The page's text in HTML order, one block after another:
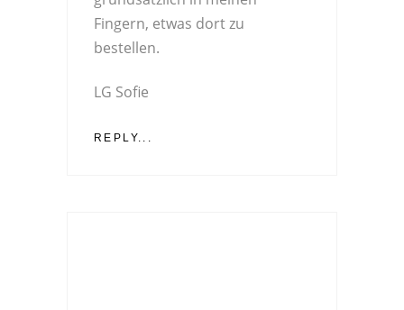
Fingern, etwas dort zu
bestellen.
LG Sofie
REPLY...